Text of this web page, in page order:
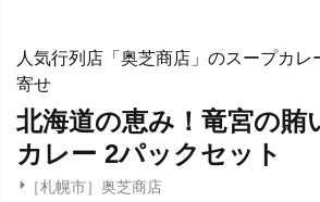
人気行列店「奥芝商店」のスープカレ
寄せ
北海道の恵み！竜宮の賄
カレー 2パックセット
［札幌市］奥芝商店